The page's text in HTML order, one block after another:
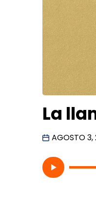
La
AGOSTO